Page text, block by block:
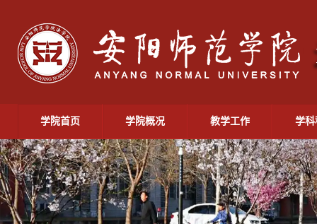
学院首页 学院概况 教学工作 学科